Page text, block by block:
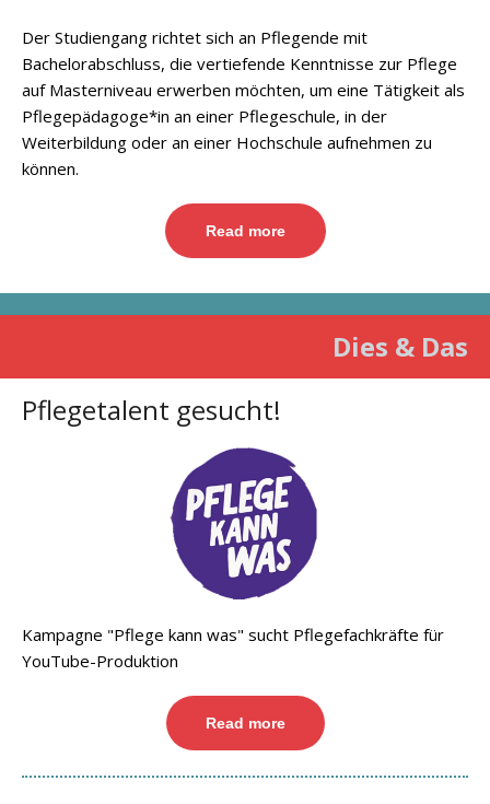
Der Studiengang richtet sich an Pflegende mit
Bachelorabschluss, die vertiefende Kenntnisse zur Pflege
auf Masterniveau erwerben möchten, um eine Tätigkeit als
Pflegepädagoge*in an einer Pflegeschule, in der
Weiterbildung oder an einer Hochschule aufnehmen zu
können.
Read more
Dies & Das
Pflegetalent gesucht!
Kampagne "Pflege kann was" sucht Pflegefachkräfte für
YouTube-Produktion
Read more